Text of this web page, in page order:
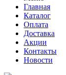
Главная
Каталог
Оплата
Доставка
Акции
Контакты
Новости